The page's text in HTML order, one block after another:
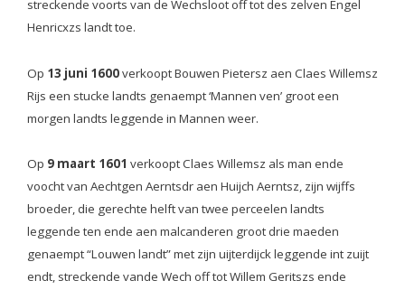
streckende voorts van de Wechsloot off tot des zelven Engel
Henricxzs landt toe.
Op 13 juni 1600verkoopt Bouwen Pietersz aen Claes Willemsz
Rijs een stucke landts genaempt ‘Mannen ven’ groot een
morgen landts leggende in Mannen weer.
Op 9 maart 1601 verkoopt Claes Willemsz als man ende
voocht van Aechtgen Aerntsdr aen Huijch Aerntsz, zijn wijffs
broeder, die gerechte helft van twee perceelen landts
leggende ten ende aen malcanderen groot drie maeden
genaempt “Louwen landt” met zijn uijterdijck leggende int zuijt
endt, streckende vande Wech off tot Willem Geritszs ende